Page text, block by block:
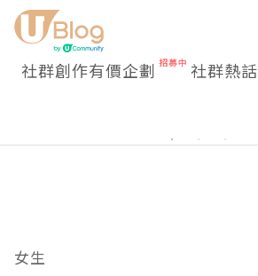
社群創作有價企劃 社群熱話
女生